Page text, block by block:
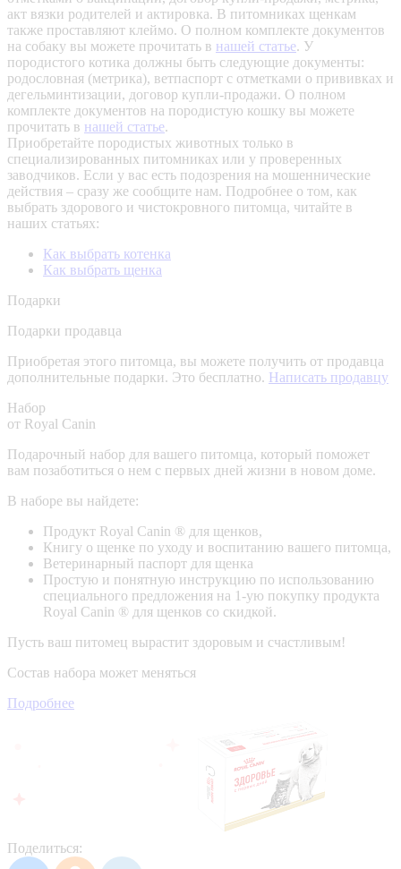
акт вязки родителей и актировка. В питомниках щенкам
также проставляют клеймо. О полном комплекте документов
на собаку вы можете прочитать в нашей статье. У
породистого котика должны быть следующие документы:
родословная (метрика), ветпаспорт с отметками о прививках и
дегельминтизации, договор купли-продажи. О полном
комплекте документов на породистую кошку вы можете
прочитать в нашей статье.
Приобретайте породистых животных только в
специализированных питомниках или у проверенных
заводчиков. Если у вас есть подозрения на мошеннические
действия – сразу же сообщите нам. Подробнее о том, как
выбрать здорового и чистокровного питомца, читайте в
наших статьях:
Как выбрать котенка
Как выбрать щенка
Подарки
Подарки продавца
Приобретая этого питомца, вы можете получить от продавца
дополнительные подарки. Это бесплатно. Написать продавцу
Набор
от Royal Canin
Подарочный набор для вашего питомца, который поможет
вам позаботиться о нем с первых дней жизни в новом доме.
В наборе вы найдете:
Продукт Royal Canin ® для щенков,
Книгу о щенке по уходу и воспитанию вашего питомца,
Ветеринарный паспорт для щенка
Простую и понятную инструкцию по использованию
специального предложения на 1-ую покупку продукта
Royal Canin ® для щенков со скидкой.
Пусть ваш питомец вырастит здоровым и счастливым!
Состав набора может меняться
Подробнее
Поделиться: